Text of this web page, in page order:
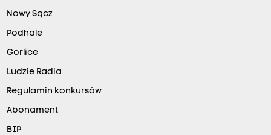
Nowy Sącz
Podhale
Gorlice
Ludzie Radia
Regulamin konkursów
Abonament
BIP